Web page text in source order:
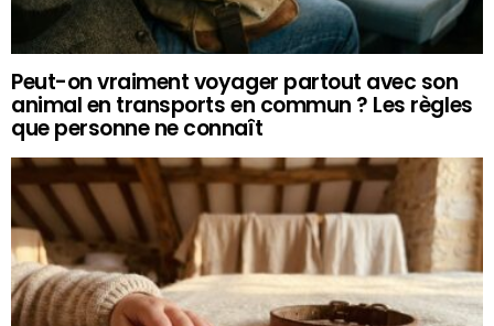
Peut-on vraiment voyager partout avec son
animal en transports en commun ? Les règles
que personne ne connaît